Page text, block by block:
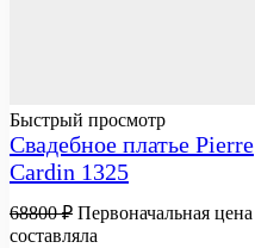
Быстрый просмотр
Свадебное платье Pierre
Cardin 1325
68800₽ Первоначальная цена
составляла